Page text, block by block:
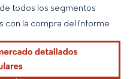
atribución según CC BY 4.0.
todos los segmentos
con la compra del informe